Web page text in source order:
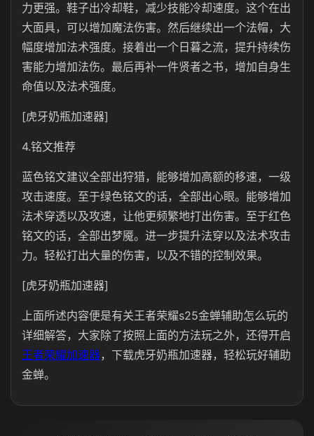
力更强。鞋子出冷却鞋，减少技能冷却速度。这个在出
大面具，可以增加魔法伤害。然后继续出一个法帽，大
幅度增加法术强度。接着出一个日暮之流，提升持续伤
害能力增加法伤。最后再补一件贤者之书，增加自身生
命值以及法术强度。
[虎牙奶瓶加速器]
4.铭文推荐
蓝色铭文建议全部出狩猎，能够增加高额的移速，一级
攻击速度。至于绿色铭文的话，全部出心眼。能够增加
法术穿透以及攻速，让他更频繁地打出伤害。至于红色
铭文的话，全部出梦魇。进一步提升法穿以及法术攻击
力。轻松打出大量的伤害，以及不错的控制效果。
[虎牙奶瓶加速器]
上面所述内容便是有关王者荣耀s25金蝉辅助怎么玩的
详细解答，大家除了按照上面的方法玩之外，还得开启
王者荣耀加速器，下载虎牙奶瓶加速器，轻松玩好辅助
金蝉。